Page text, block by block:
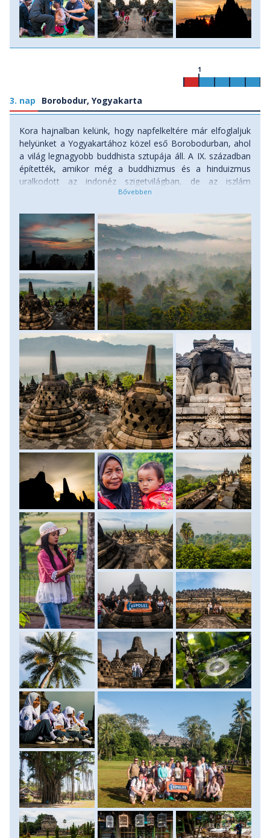
3. nap Borobodur, Yogyakarta
1
Kora hajnalban kelünk, hogy napfelkeltére már elfoglaljuk
helyünket a Yogyakartához közel eső Borobodurban, ahol
a világ legnagyobb buddhista sztupája áll. A IX. században
építették, amikor még a buddhizmus és a hinduizmus
uralkodott az indonéz szigetvilágban, de az iszlám
terjeszkedésének és a Merapi-vulkán kitöréseiből
fedezték fel újra. A világmindenséget szimbolizáló,
mandala alaprajzú, gazdagon faragott hatalmas sztúpa
bejárása utunk egyik fénypontja. Ha kedvezőek az időjárási
feltételek, akkor egy csodálatos napfelkeltében lehet
részünk a Merapi vulkán sziluettjével, miközben a nap első
sugarai sárgásan megvilágítják a fekete vulkáni kövekből
felépített sztúpát. Miután kigyönyörködtük magunkat a
napfelkeltében és körbejártuk a dzsungellel körülölelt
hatalmas építményt, a kertben megreggelizünk. Yogyakarta
felé teszünk egy rövidebb megállót egy kisebb buddhista
templomnál, melynek különlegessége, hogy a szentélyen
belül nem egy földön, hanem egy trónon ülő Buddha
szobrot láthatunk. Yogyakartába visszatérve a madárpiacot
és a Taman Sari vízpalotát nézzük meg. A délutáni
szabadprogram keretében vásárolgathatunk a Marioboro
út ajándékboltjaiban, megkóstolhatjuk az utcai kifőzdékben
készült ételeket, de akár visszatérhetünk szállásunkra
pihenni, fürdeni. Este fakultatív programként
végignézhetjük a Ramayana balettet, mely ötvözi az ősi
Ramayana saga mitikus világát, valamint a jávai zenét,
drámát és táncot. Szállás: szálló; ellátás: reggeli